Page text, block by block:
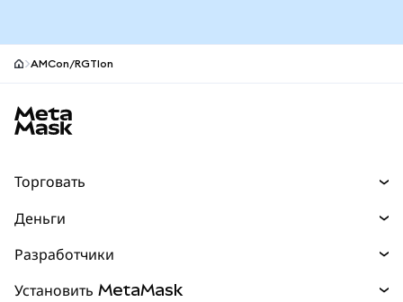
AMCon/RGTIon
Торговать
Прогнозы
Перпы НОВИНКА
Деньги
Разработчики
Установить MetaMask